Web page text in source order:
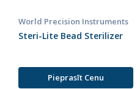
World Precision Instruments
Steri-Lite Bead Sterilizer
Pieprasīt Cenu